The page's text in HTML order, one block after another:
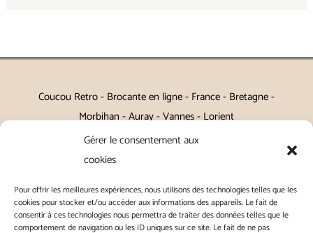
Gérer le consentement aux
cookies
Pour offrir les meilleures expériences, nous utilisons des technologies telles que les
cookies pour stocker et/ou accéder aux informations des appareils. Le fait de
consentir à ces technologies nous permettra de traiter des données telles que le
comportement de navigation ou les ID uniques sur ce site. Le fait de ne pas
Coucou Retro - Brocante en ligne - France - Bretagne -
Morbihan - Auray - Vannes - Lorient
Petits meubles, décoration, miroirs, luminaires, Art de la table
Campagne Chic, Kitch
|Contact|Conditions générales de vente|Conditions